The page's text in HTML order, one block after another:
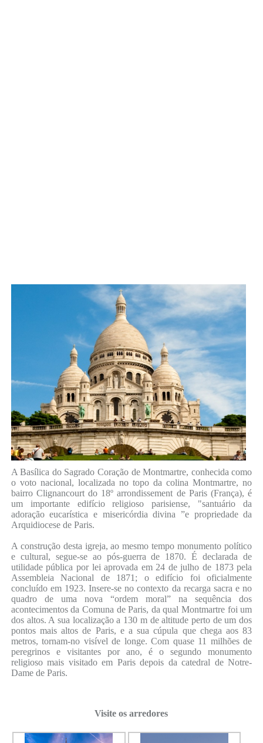
A Basílica do Sagrado Coração de Montmartre, conhecida como
o voto nacional, localizada no topo da colina Montmartre, no
bairro Clignancourt do 18º arrondissement de Paris (França), é
um importante edifício religioso parisiense, "santuário da
adoração eucarística e misericórdia divina ”e propriedade da
Arquidiocese de Paris.
A construção desta igreja, ao mesmo tempo monumento político
e cultural, segue-se ao pós-guerra de 1870. É declarada de
utilidade pública por lei aprovada em 24 de julho de 1873 pela
Assembleia Nacional de 1871; o edifício foi oficialmente
concluído em 1923. Insere-se no contexto da recarga sacra e no
quadro de uma nova “ordem moral” na sequência dos
acontecimentos da Comuna de Paris, da qual Montmartre foi um
dos altos. A sua localização a 130 m de altitude perto de um dos
pontos mais altos de Paris, e a sua cúpula que chega aos 83
metros, tornam-no visível de longe. Com quase 11 milhões de
peregrinos e visitantes por ano, é o segundo monumento
religioso mais visitado em Paris depois da catedral de Notre-
Dame de Paris.
Visite os arredores